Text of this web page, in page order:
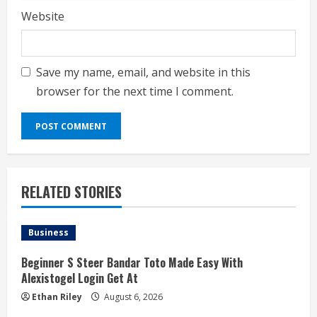
Website
Save my name, email, and website in this
browser for the next time I comment.
RELATED STORIES
Business
Beginner S Steer Bandar Toto Made Easy With
Alexistogel Login Get At
Ethan Riley August 6, 2026